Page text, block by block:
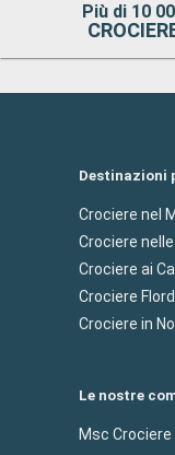
Più di 10
Destinazioni
Crociere nel
Crociere
Crociere ai
Crociere
Crociere in
Le nostre
Msc Crociere